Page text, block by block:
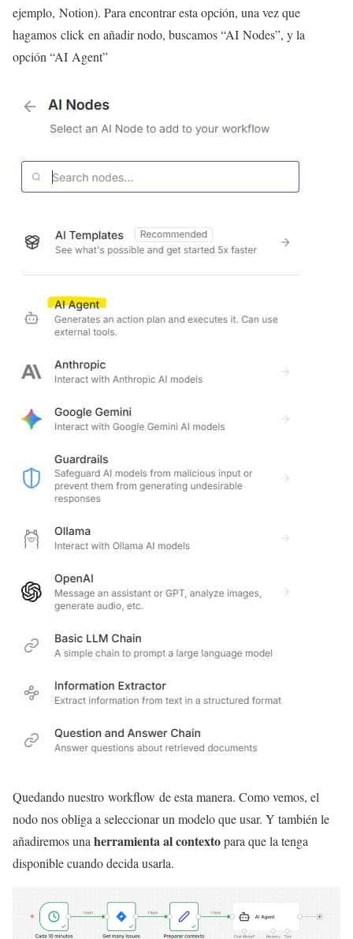
ejemplo, Notion). Para encontrar esta opción, una vez que
hagamos click en añadir nodo, buscamos “AI Nodes”, y la
opción “AI Agent”
Quedando nuestro workflow de esta manera. Como vemos, el
nodo nos obliga a seleccionar un modelo que usar. Y también le
añadiremos unaherramienta al contextopara que la tenga
disponible cuando decida usarla.